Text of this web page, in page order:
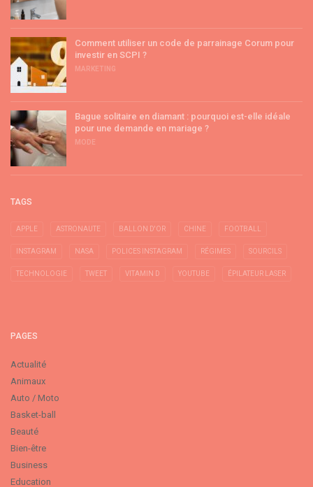
Comment utiliser un code de parrainage Corum pour
investir en SCPI ?
MARKETING
Bague solitaire en diamant : pourquoi est-elle idéale
pour une demande en mariage ?
MODE
TAGS
APPLE ASTRONAUTE BALLON D'OR CHINE FOOTBALL
INSTAGRAM NASA POLICES INSTAGRAM RÉGIMES SOURCILS
TECHNOLOGIE TWEET VITAMIN D YOUTUBE ÉPILATEUR LASER
PAGES
Actualité
Animaux
Auto / Moto
Basket-ball
Beauté
Bien-être
Business
Education